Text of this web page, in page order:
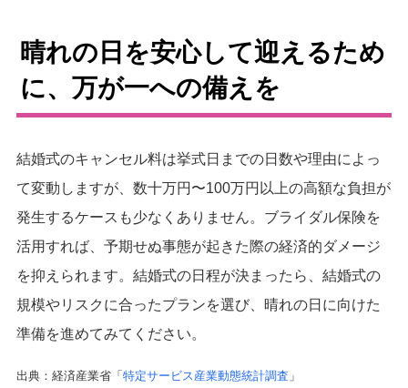
晴れの日を安心して迎えるため
に、万が一への備えを
結婚式のキャンセル料は挙式日までの日数や理由によっ
て変動しますが、数十万円〜100万円以上の高額な負担が
発生するケースも少なくありません。ブライダル保険を
活用すれば、予期せぬ事態が起きた際の経済的ダメージ
を抑えられます。結婚式の日程が決まったら、結婚式の
規模やリスクに合ったプランを選び、晴れの日に向けた
準備を進めてみてください。
出典：経済産業省「特定サービス産業動態統計調査 」